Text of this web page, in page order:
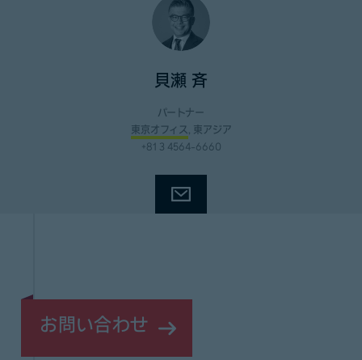
貝瀬 斉
パートナー
東京オフィス, 東アジア
+81 3 4564-6660
お問い合わせ